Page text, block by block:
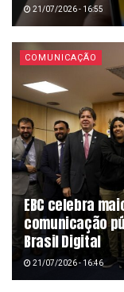
21/07/2026 - 16:55
COMUNICAÇÃO
EBC celebra
comunicação
Brasil Digital
21/07/2026 - 16:46